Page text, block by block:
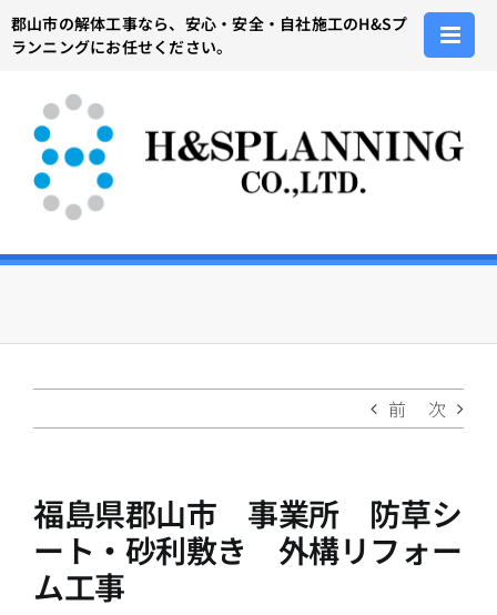
Skip
to
郡山市の解体工事なら、安心・安全・自社施工のH&Sプ
ランニングにお任せください。
前 次
福島県郡山市 事業所 防草シ
ート・砂利敷き 外構リフォー
ム工事